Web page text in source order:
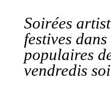
Soirées
festives
populaires
vendredis